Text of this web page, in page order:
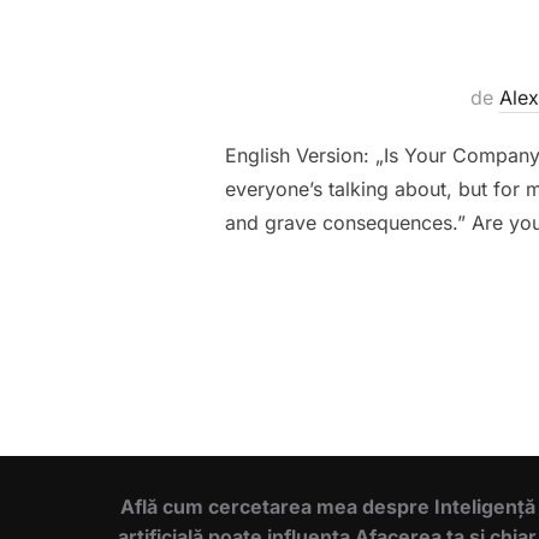
de
English Version: „Is Your
everyone’s talking about, but for
and grave consequences.” Are
Află cum cercetarea mea despre Inteligență